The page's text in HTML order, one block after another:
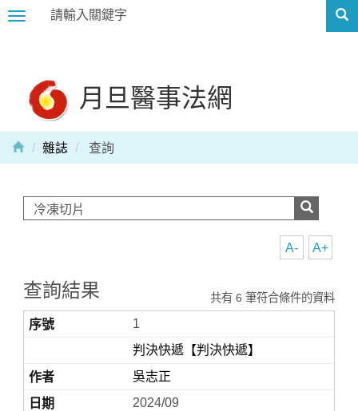
Toggle
月旦醫事法網
雜誌 查詢
A+
A-
查詢結果 共有 6 筆符合條件的資料
1
判決快遞【判決快遞】
吳志正
2024/09